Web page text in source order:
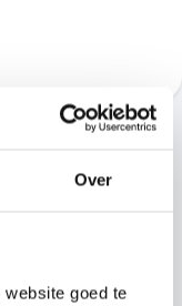
Over
goed te
en
in de